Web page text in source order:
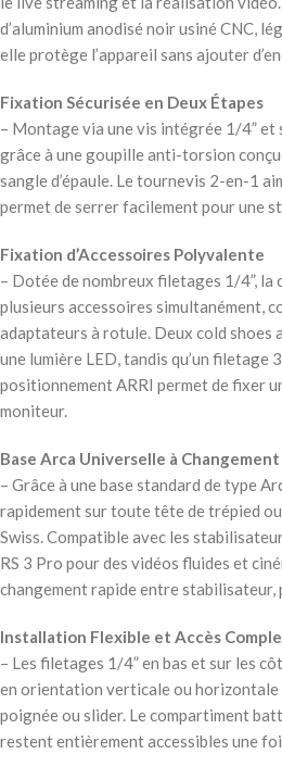
d’aluminium anodisé noir usiné CNC,
elle protège l’appareil sans ajouter
Fixation Sécurisée en Deux Étapes
– Montage via une vis intégrée 1/4”
grâce à une goupille anti-torsion
sangle d’épaule. Le tournevis 2-en-1
permet de serrer facilement pour une
Fixation d’Accessoires Polyvalente
– Dotée de nombreux filetages 1/4”, la
plusieurs accessoires simultanément,
adaptateurs à rotule. Deux cold shoes
une lumière LED, tandis qu’un filetage
positionnement ARRI permet de fixer
moniteur.
Base Arca Universelle à Changement
– Grâce à une base standard de type
rapidement sur toute tête de trépied
Swiss. Compatible avec les
RS 3 Pro pour des vidéos fluides et
changement rapide entre stabilisateur,
Installation Flexible et Accès
– Les filetages 1/4” en bas et sur les
en orientation verticale ou horizontale
poignée ou slider. Le compartiment
restent entièrement accessibles une